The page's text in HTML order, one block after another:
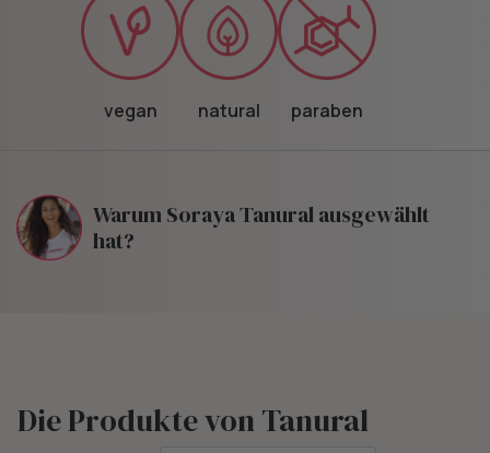
vegan natural paraben
Warum Soraya Tanural ausgewählt
hat?
Die Produkte von Tanural